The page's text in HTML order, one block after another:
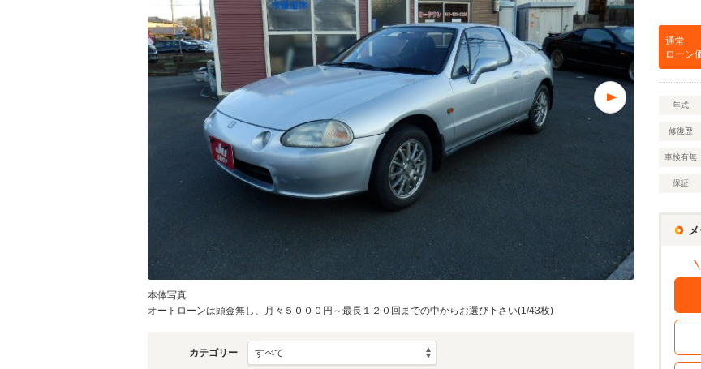
本体写真
オートローンは頭金無し、月々５０００円～最長１２０回までの中からお選び下さい(1/43枚)
カテゴリー
通常
ローン
年式
修復歴
車検有無
保証
支払総額 本体価格 自由に設定
物件価格
頭金 万円
支払回数・金利・ボーナス払い
返済期間
通常ローン・支払総額 で計算
1.4 割賦販売価格：
シミュレ